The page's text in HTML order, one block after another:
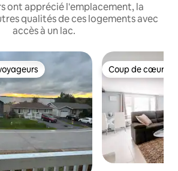
ont apprécié l'emplacement, la
qualités de ces logements avec
accès à un lac.
parmi les plus aimésCoup de cœur
Coup de cœur